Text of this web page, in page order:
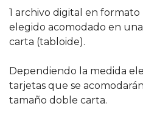
1 archivo digital en formato
elegido acomodado en
carta (tabloide).
Dependiendo la medida
tarjetas que se
tamaño doble carta.